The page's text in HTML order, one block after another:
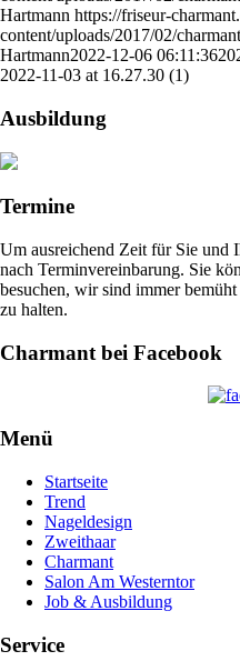
Hartmann https://friseur-
content/uploads/2017/02/
Hartmann2022-12-06 06:11:36
2022-11-03 at 16.27.30 (1)
Ausbildung
Termine
Um ausreichend Zeit für Sie und
nach Terminvereinbarung. Sie
besuchen, wir sind immer
zu halten.
Charmant bei Facebook
Menü
Startseite
Trend
Nageldesign
Zweithaar
Charmant
Salon Am Westerntor
Job & Ausbildung
Service